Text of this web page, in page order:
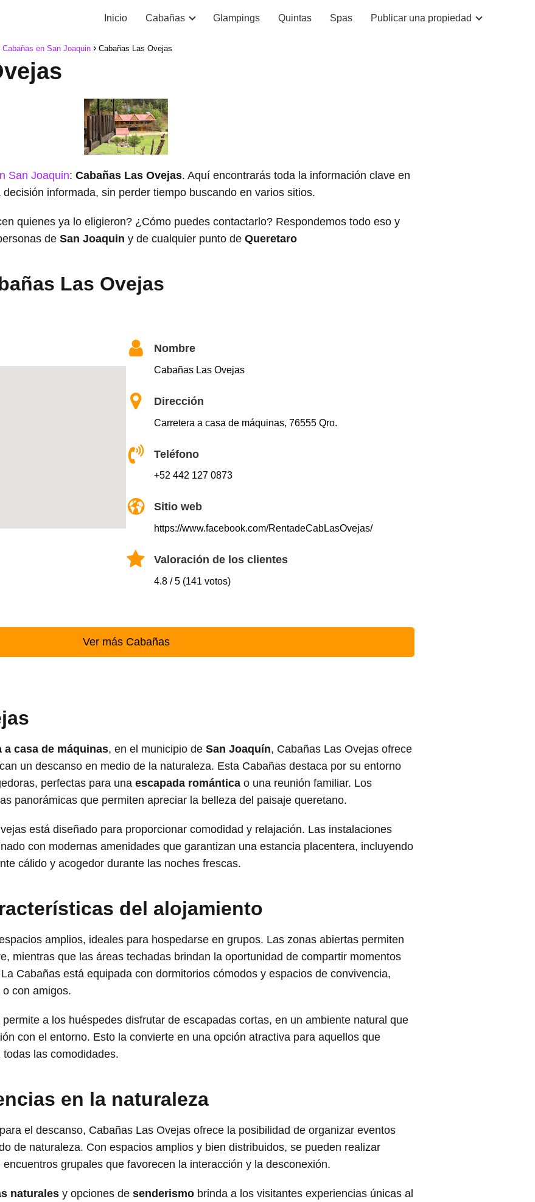
Inicio Cabañas Glampings Quintas Spas Publicar una propiedad
Cabañas en San Joaquin Cabañas Las Ovejas
San Joaquin: Cabañas Las Ovejas. Aquí encontrarás toda la información clave en
informada, sin perder tiempo buscando en varios sitios.
quienes ya lo eligieron? ¿Cómo puedes contactarlo? Respondemos todo eso y
de San Joaquin y de cualquier punto de Queretaro
Las Ovejas
Nombre
Cabañas Las Ovejas
Dirección
Carretera a casa de máquinas, 76555 Qro.
Teléfono
+52 442 127 0873
Sitio web
https://www.facebook.com/RentadeCabLasOvejas/
Valoración de los clientes
4.8 / 5 (141 votos)
Ver más Cabañas
a casa de máquinas, en el municipio de San Joaquín, Cabañas Las Ovejas ofrece
un descanso en medio de la naturaleza. Esta Cabañas destaca por su entorno
perfectas para una escapada romántica o una reunión familiar. Los
panorámicas que permiten apreciar la belleza del paisaje queretano.
está diseñado para proporcionar comodidad y relajación. Las instalaciones
con modernas amenidades que garantizan una estancia placentera, incluyendo
cálido y acogedor durante las noches frescas.
del alojamiento
amplios, ideales para hospedarse en grupos. Las zonas abiertas permiten
mientras que las áreas techadas brindan la oportunidad de compartir momentos
Cabañas está equipada con dormitorios cómodos y espacios de convivencia,
con amigos.
a los huéspedes disfrutar de escapadas cortas, en un ambiente natural que
con el entorno. Esto la convierte en una opción atractiva para aquellos que
todas las comodidades.
en la naturaleza
el descanso, Cabañas Las Ovejas ofrece la posibilidad de organizar eventos
de naturaleza. Con espacios amplios y bien distribuidos, se pueden realizar
grupales que favorecen la interacción y la desconexión.
naturales y opciones de senderismo brinda a los visitantes experiencias únicas al